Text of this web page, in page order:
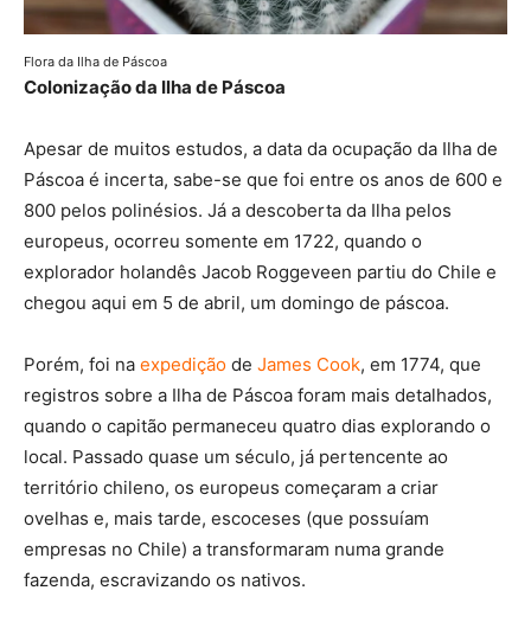
Flora da Ilha de Páscoa
Colonização da Ilha de Páscoa
Apesar de muitos estudos, a data da ocupação da Ilha de
Páscoa é incerta, sabe-se que foi entre os anos de 600 e
800 pelos polinésios. Já a descoberta da Ilha pelos
europeus, ocorreu somente em 1722, quando o
explorador holandês Jacob Roggeveen partiu do Chile e
chegou aqui em 5 de abril, um domingo de páscoa.
Porém, foi na expedição de James Cook, em 1774, que
registros sobre a Ilha de Páscoa foram mais detalhados,
quando o capitão permaneceu quatro dias explorando o
local. Passado quase um século, já pertencente ao
território chileno, os europeus começaram a criar
ovelhas e, mais tarde, escoceses (que possuíam
empresas no Chile) a transformaram numa grande
fazenda, escravizando os nativos.